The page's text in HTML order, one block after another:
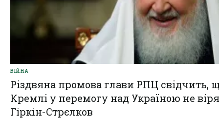
ВІЙНА
Різдвяна промова глави РПЦ свідчить,
Кремлі у перемогу над Україною не
Гіркін-Стрєлков